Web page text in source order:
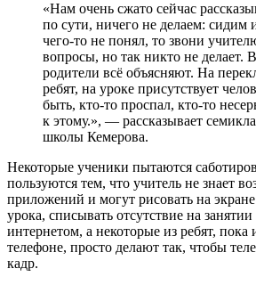
«Нам очень сжато сейчас
по сути, ничего не делаем: сидим
чего-то не понял, то звони
вопросы, но так никто не делает.
родители всё объясняют. На
ребят, на уроке присутствует
быть, кто-то проспал, кто-то
к этому.», — рассказывает
школы Кемерова.
Некоторые ученики пытаются
пользуются тем, что учитель не знает
приложений и могут рисовать на
урока, списывать отсутствие на
интернетом, а некоторые из ребят, пока
телефоне, просто делают так, чтобы
кадр.